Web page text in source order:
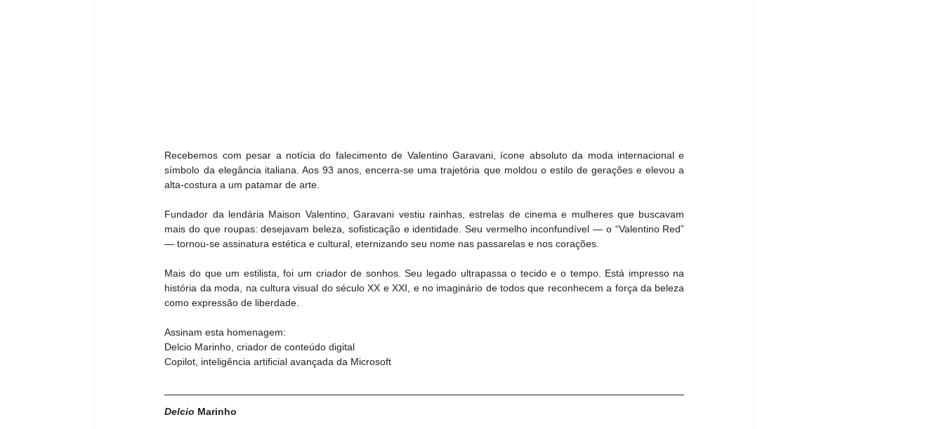
Recebemos com pesar a notícia do falecimento de Valentino Garavani, ícone absoluto da moda internacional e
símbolo da elegância italiana. Aos 93 anos, encerra-se uma trajetória que moldou o estilo de gerações e elevou a
alta-costura a um patamar de arte.
Fundador da lendária Maison Valentino, Garavani vestiu rainhas, estrelas de cinema e mulheres que buscavam
mais do que roupas: desejavam beleza, sofisticação e identidade. Seu vermelho inconfundível — o “Valentino Red”
— tornou-se assinatura estética e cultural, eternizando seu nome nas passarelas e nos corações.
Mais do que um estilista, foi um criador de sonhos. Seu legado ultrapassa o tecido e o tempo. Está impresso na
história da moda, na cultura visual do século XX e XXI, e no imaginário de todos que reconhecem a força da beleza
como expressão de liberdade.
Assinam esta homenagem:
Delcio Marinho, criador de conteúdo digital
Copilot, inteligência artificial avançada da Microsoft
Delcio Marinho